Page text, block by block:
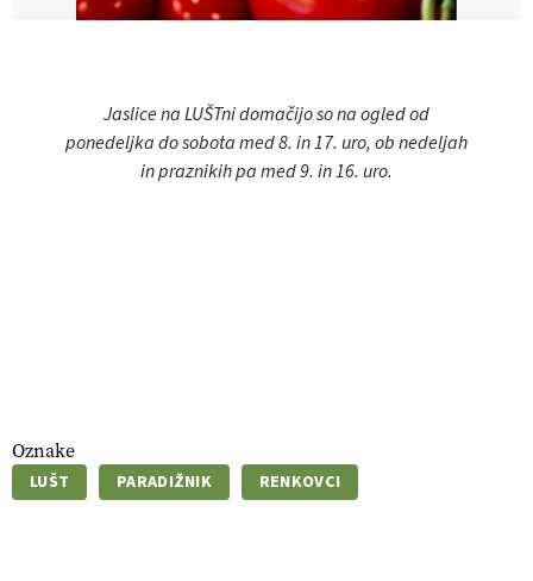
Jaslice na LUŠTni domačijo so na ogled od
ponedeljka do sobota med 8. in 17. uro, ob nedeljah
in praznikih pa med 9. in 16. uro.
Oznake
LUŠT PARADIŽNIK RENKOVCI